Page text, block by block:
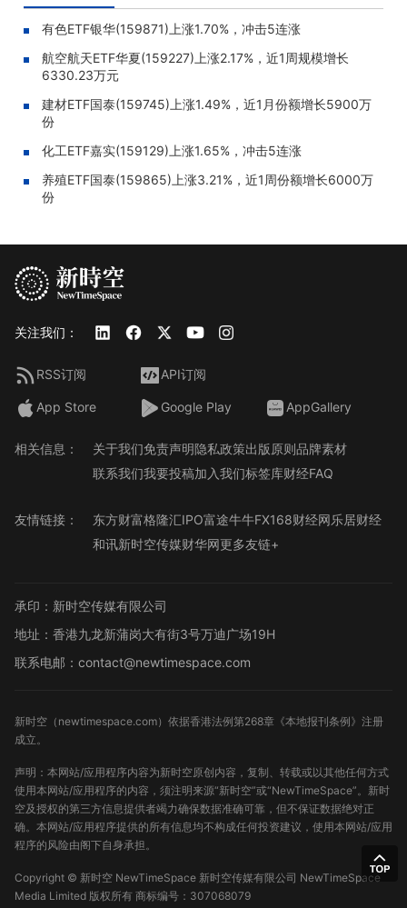
有色ETF银华(159871)上涨1.70%，冲击5连涨
航空航天ETF华夏(159227)上涨2.17%，近1周规模增长
6330.23万元
建材ETF国泰(159745)上涨1.49%，近1月份额增长5900万
份
化工ETF嘉实(159129)上涨1.65%，冲击5连涨
养殖ETF国泰(159865)上涨3.21%，近1周份额增长6000万
份
关注我们：
RSS订阅 API订阅
App Store Google Play AppGallery
相关信息： 关于我们免责声明隐私政策出版原则品牌素材
联系我们我要投稿加入我们标签库财经FAQ
友情链接： 东方财富格隆汇IPO富途牛牛FX168财经网乐居财经
和讯新时空传媒财华网更多友链+
承印：新时空传媒有限公司
地址：香港九龙新蒲岗大有街3号万迪广场19H
联系电邮：contact@newtimespace.com
新时空（ newtimespace.com）依据香港法例第268章《本地报刊条例》注册
成立。
声明：本网站/应用程序内容为新时空原创内容，复制、转载或以其他任何方式
使用本网站/应用程序的内容，须注明来源“新时空”或“NewTimeSpace”。新时
空及授权的第三方信息提供者竭力确保数据准确可靠，但不保证数据绝对正
确。本网站/应用程序提供的所有信息均不构成任何投资建议，使用本网站/应用
程序的风险由阁下自身承担。
Copyright © 新时空 NewTimeSpace 新时空传媒有限公司 NewTimeSpace
Media Limited 版权所有 商标编号：307068079